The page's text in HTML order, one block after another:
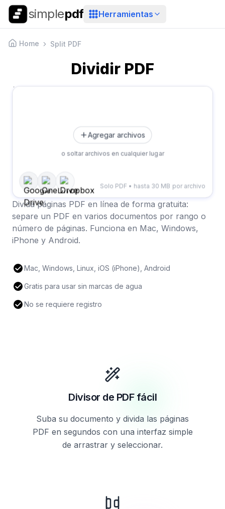
simplepdf Herramientas
Home Split PDF
Dividir PDF
Agregar archivos
o soltar archivos en cualquier lugar
Solo PDF • hasta 30 MB por archivo
Divida páginas PDF en línea de forma gratuita:
separe un PDF en varios documentos por rango o
número de páginas. Funciona en Mac, Windows,
iPhone y Android.
Mac, Windows, Linux, iOS (iPhone), Android
Gratis para usar sin marcas de agua
No se requiere registro
Divisor de PDF fácil
Suba su documento y divida las páginas
PDF en segundos con una interfaz simple
de arrastrar y seleccionar.